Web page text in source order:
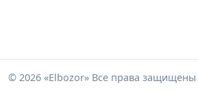
© 2026 «Elbozor» Все права защищены